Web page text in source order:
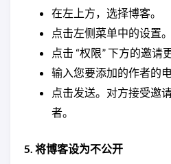
在左上方，选择博客。
点击左侧菜单中的设置。
点击 “权限” 下方的邀请
输入您要添加的作者的
点击发送。对方接受邀
者。
5. 将博客设为不公开